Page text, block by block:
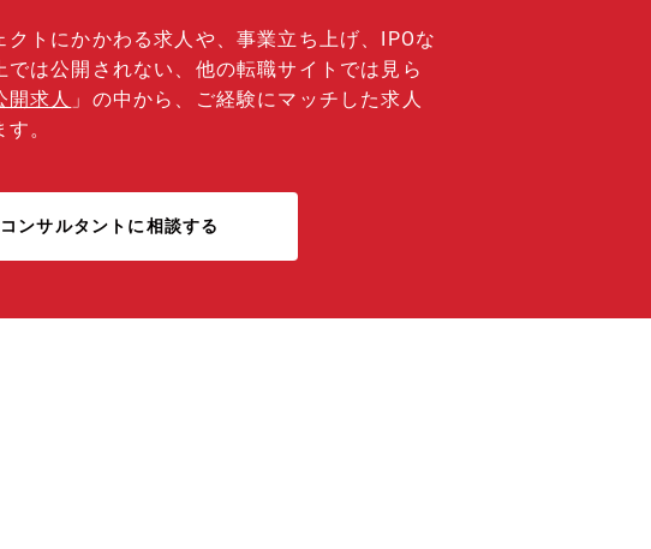
クトにかかわる求人や、事業立ち上げ、IPOな
では公開されない、他の転職サイトでは見ら
開求人 」の中から、ご経験にマッチした求人
。
ンサルタントに相談する